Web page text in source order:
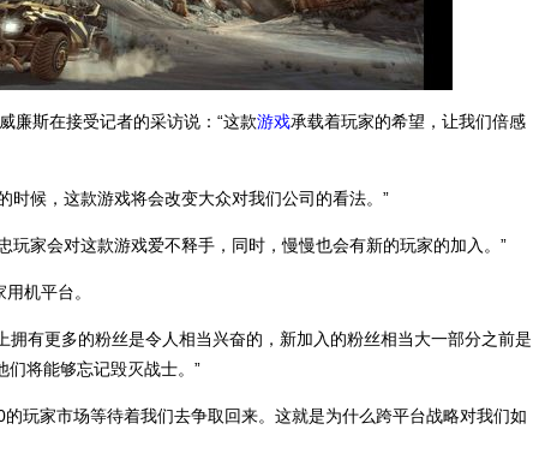
斯在接受记者的采访说：“这款游戏承载着玩家的希望，让我们倍感
候，这款游戏将会改变大众对我们公司的看法。”
家会对这款游戏爱不释手，同时，慢慢也会有新的玩家的加入。”
机平台。
有更多的粉丝是令人相当兴奋的，新加入的粉丝相当大一部分之前是
们将能够忘记毁灭战士。”
家市场等待着我们去争取回来。这就是为什么跨平台战略对我们如